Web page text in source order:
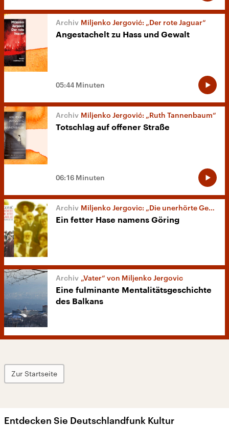
Miljenko Jergović: „Der rote Jaguar“
Angestachelt zu Hass und Gewalt
05:44 Minuten
Miljenko Jergović: „Ruth Tannenbaum“
Totschlag auf offener Straße
06:16 Minuten
Miljenko Jergovic: „Die unerhörte Geschichte meiner Familie“
Ein fetter Hase namens Göring
„Vater“ von Miljenko Jergovic
Eine fulminante Mentalitätsgeschichte
des Balkans
Zur Startseite
Entdecken Sie Deutschlandfunk Kultur